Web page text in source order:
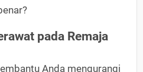
pada Remaja
Anda mengurangi